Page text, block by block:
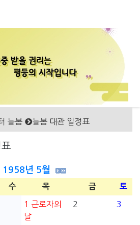
늘봄 늘봄 대관 일정표
1958년 5월
수 목 금 토
1
근로자의
날
2 3